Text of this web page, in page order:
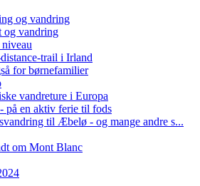
og vandring
og vandring
trail i Irland
for børnefamilier
vandreture i Europa
på en aktiv ferie til fods
til Æbelø - og mange andre s...
om Mont Blanc